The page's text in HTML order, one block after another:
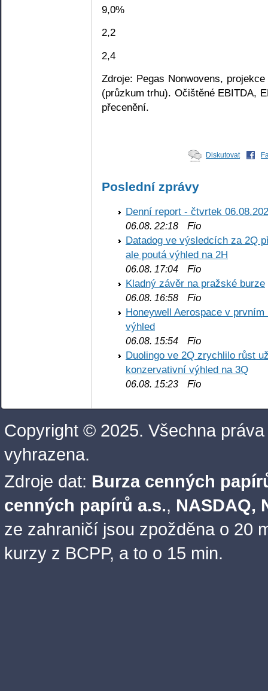
9,0%
2,2
2,4
Zdroje: Pegas Nonwovens,
(průzkum trhu). Očištěné EBITDA,
přecenění.
Diskutovat
Poslední zprávy
Denní report - čtvrtek
06.08. 22:18 Fio
Datadog ve výsledcích za 2Q
ale poutá výhled na 2H
06.08. 17:04 Fio
Kladný závěr na pražské burze
06.08. 16:58 Fio
Honeywell Aerospace v
výhled
06.08. 15:54 Fio
Duolingo ve 2Q zrychlilo růst
konzervativní výhled na 3Q
06.08. 15:23 Fio
Copyright © 2025. Všechna práva
vyhrazena.
Zdroje dat: Burza cenných
cenných papírů a.s., NASDAQ,
ze zahraničí jsou zpožděna o 20
kurzy z BCPP, a to o 15 min.